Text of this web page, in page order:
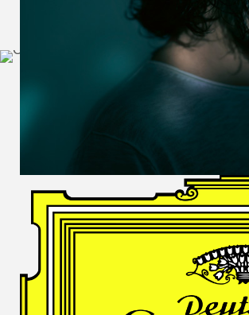
MONOLOGE
AUS
JEDERMANN
GESÄNGE
Andrè Schuen,
Baritone
Daniel Heide,
Piano